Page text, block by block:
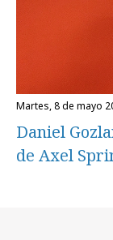
martes, 8 de mayo
Daniel
de Axel